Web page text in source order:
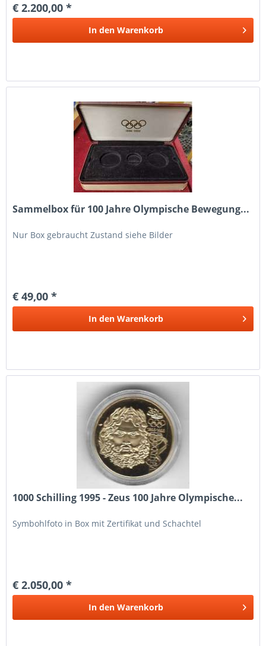
€ 2.200,00 *
In den Warenkorb
Sammelbox für 100 Jahre Olympische Bewegung...
Nur Box gebraucht Zustand siehe Bilder
€ 49,00 *
In den Warenkorb
1000 Schilling 1995 - Zeus 100 Jahre Olympische...
Symbohlfoto in Box mit Zertifikat und Schachtel
€ 2.050,00 *
In den Warenkorb